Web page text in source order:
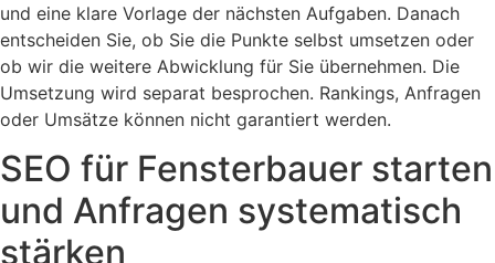
und eine klare Vorlage der nächsten Aufgaben. Danach
entscheiden Sie, ob Sie die Punkte selbst umsetzen oder
ob wir die weitere Abwicklung für Sie übernehmen. Die
Umsetzung wird separat besprochen. Rankings, Anfragen
oder Umsätze können nicht garantiert werden.
SEO für Fensterbauer starten
und Anfragen systematisch
stärken